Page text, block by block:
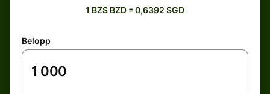
1 BZ$ BZD = 0,6392 SGD
Belopp